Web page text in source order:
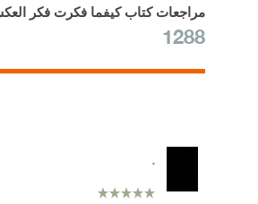
مراجعات كتاب كيفما فكرت فكر
1288
.